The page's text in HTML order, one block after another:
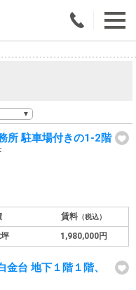
所 駐車場付きの1-2階
賃料 （税込）
1,980,000円
台 地下１階１階、